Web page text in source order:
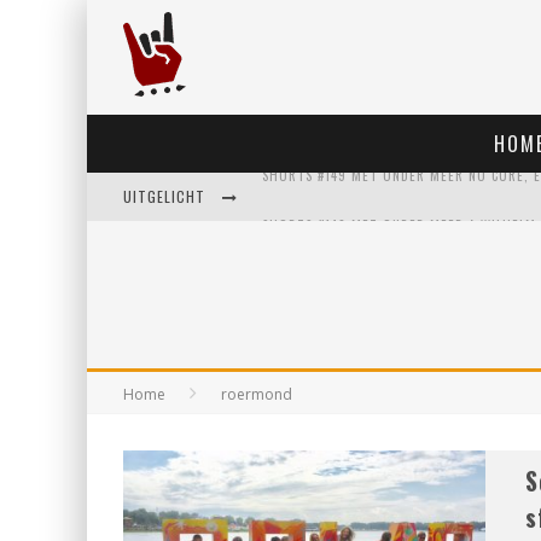
UITGELICHT
Home roermond